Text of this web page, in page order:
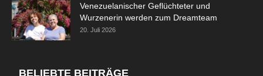
Venezuelanischer Geflüchteter und
Wurzenerin werden zum Dreamteam
20. Juli 2026
BELIEBTE BEITRÄGE